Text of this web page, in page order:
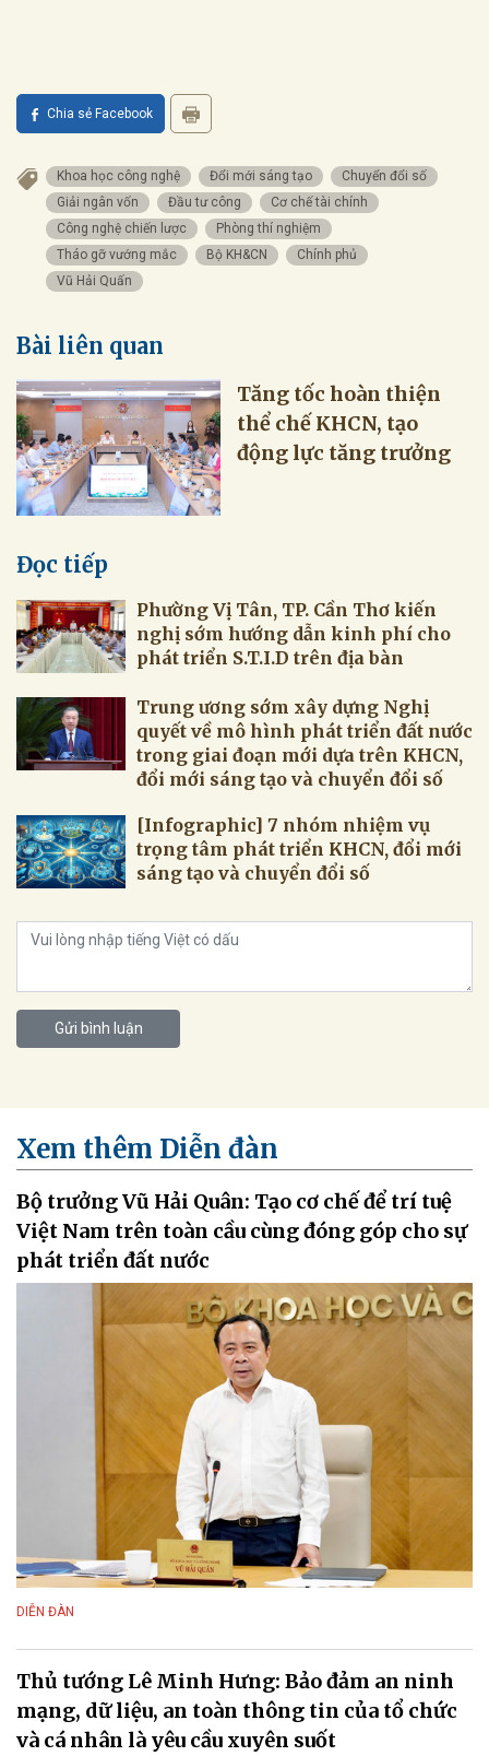
Chia sẻ Facebook
Khoa học công nghệ Đổi mới sáng tạo
Chuyển đổi số
Giải ngân vốn
Đầu tư công
Cơ chế tài chính
Công nghệ chiến lược
Phòng thí nghiệm
Tháo gỡ vướng mắc
Bộ KH&CN
Chính phủ
Vũ Hải Quấn
Bài liên quan
Tăng tốc hoàn thiện
thể chế KHCN, tạo
động lực tăng trưởng
Đọc tiếp
Phường Vị Tân, TP. Cần Thơ kiến
nghị sớm hướng dẫn kinh phí cho
phát triển S.T.I.D trên địa bàn
Trung ương sớm xây dựng Nghị
quyết về mô hình phát triển đất nước
trong giai đoạn mới dựa trên KHCN,
đổi mới sáng tạo và chuyển đổi số
[Infographic] 7 nhóm nhiệm vụ
trọng tâm phát triển KHCN, đổi mới
sáng tạo và chuyển đổi số
Gửi bình luận
Xem thêm Diễn đàn
Bộ trưởng Vũ Hải Quân: Tạo cơ chế để trí tuệ
Việt Nam trên toàn cầu cùng đóng góp cho sự
phát triển đất nước
DIỄN ĐÀN
Thủ tướng Lê Minh Hưng: Bảo đảm an ninh
mạng, dữ liệu, an toàn thông tin của tổ chức
và cá nhân là yêu cầu xuyên suốt